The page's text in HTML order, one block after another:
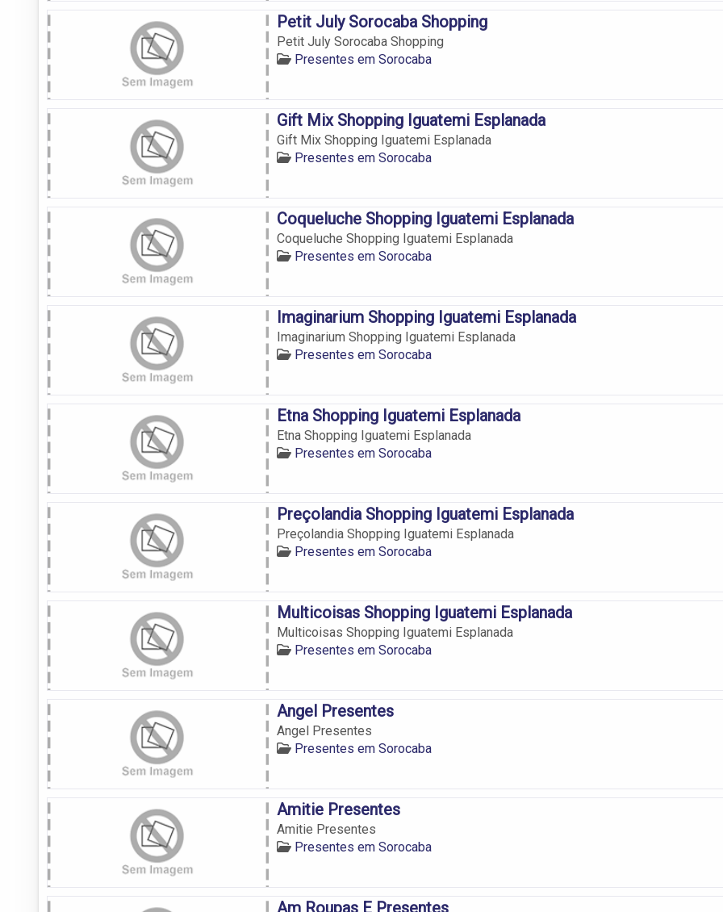
Petit July Sorocaba Shopping
Petit July Sorocaba Shopping
Presentes em Sorocaba
Gift Mix Shopping Iguatemi Esplanada
Gift Mix Shopping Iguatemi Esplanada
Presentes em Sorocaba
Coqueluche Shopping Iguatemi Esplanada
Coqueluche Shopping Iguatemi Esplanada
Presentes em Sorocaba
Imaginarium Shopping Iguatemi Esplanada
Imaginarium Shopping Iguatemi Esplanada
Presentes em Sorocaba
Etna Shopping Iguatemi Esplanada
Etna Shopping Iguatemi Esplanada
Presentes em Sorocaba
Preçolandia Shopping Iguatemi Esplanada
Preçolandia Shopping Iguatemi Esplanada
Presentes em Sorocaba
Multicoisas Shopping Iguatemi Esplanada
Multicoisas Shopping Iguatemi Esplanada
Presentes em Sorocaba
Angel Presentes
Angel Presentes
Presentes em Sorocaba
Amitie Presentes
Amitie Presentes
Presentes em Sorocaba
Am Roupas E Presentes